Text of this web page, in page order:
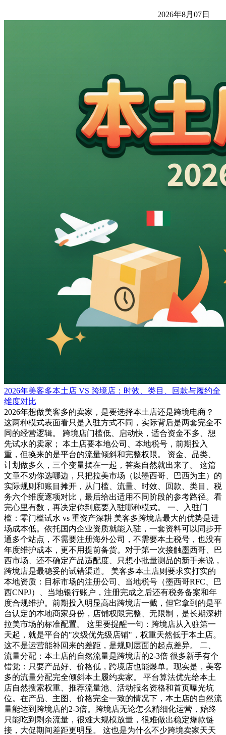
2026年8月07日
2026年美客多本土店 VS 跨境店：时效、类目、回款与履约全
维度对比
2026年想做美客多的卖家，是要选择本土店还是跨境电商？
这两种模式表面看只是入驻方式不同，实际背后是两套完全不
同的经营逻辑。 跨境店门槛低、启动快，适合资金不多、想
先试水的卖家； 本土店要本地公司、本地税号，前期投入
重，但换来的是平台的流量倾斜和完整权限。 资金、品类、
计划做多久，三个变量摆在一起，答案自然就出来了。 这篇
文章不劝你选哪边，只把拉美市场（以墨西哥、巴西为主）的
实际规则和账目摊开，从门槛、流量、时效、回款、类目、税
务六个维度逐项对比，最后给出适用不同阶段的参考路径。看
完心里有数，再决定你到底要入驻哪种模式。 一、入驻门
槛：零门槛试水 vs 重资产深耕 美客多跨境店最大的优势是进
场成本低。依托国内企业资质就能入驻，一套资料可以同步开
通多个站点，不需要注册海外公司，不需要本土税号，也没有
年度维护成本，更不用提前备货。对于第一次接触墨西哥、巴
西市场、还不确定产品适配度、只想小批量测品的新手来说，
跨境店是最稳妥的试错渠道。 美客多本土店则要求实打实的
本地资质：目标市场的注册公司、当地税号（墨西哥RFC、巴
西CNPJ）、当地银行账户，注册完成之后还有税务备案和年
度合规维护。前期投入明显高出跨境店一截，但它拿到的是平
台认定的本地商家身份，店铺权限完整、无限制，是长期深耕
拉美市场的标准配置。 这里要提醒一句：跨境店从入驻第一
天起，就是平台的"次级优先级店铺"，权重天然低于本土店。
这不是运营能补回来的差距，是规则层面的起点差异。 二、
流量分配：本土店的自然流量是跨境店的2-3倍 很多新手有个
错觉：只要产品好、价格低，跨境店也能爆单。现实是，美客
多的流量分配完全倾斜本土履约卖家。 平台算法优先给本土
店自然搜索权重、推荐流量池、活动报名资格和首页曝光坑
位。在产品、主图、价格完全一致的情况下，本土店的自然流
量能达到跨境店的2-3倍。跨境店无论怎么精细化运营，始终
只能吃到剩余流量，很难大规模放量，很难做出稳定爆款链
接，大促期间差距更明显。 这也是为什么不少跨境卖家天天